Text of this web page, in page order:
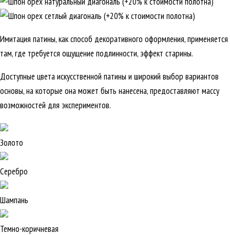
Имитация патины, как способ декоративного оформления, применяется
там, где требуется ощущение подлинности, эффект старины.
Доступные цвета искусственной патины и широкий выбор вариантов
основы, на которые она может быть нанесена, предоставляют массу
возможностей для экспериментов.
Золото
Серебро
Шампань
Темно-коричневая